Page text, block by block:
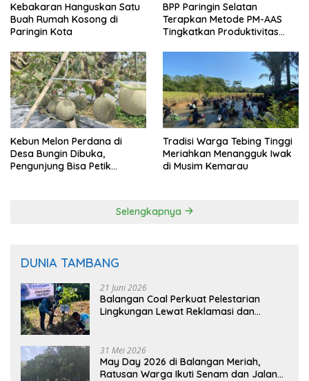
Kebakaran Hanguskan Satu
Buah Rumah Kosong di
Paringin Kota
BPP Paringin Selatan
Terapkan Metode PM-AAS
Tingkatkan Produktivitas
Kebun Melon Perdana di
Desa Bungin Dibuka,
Pengunjung Bisa Petik
Tradisi Warga Tebing Tinggi
Meriahkan Menangguk Iwak
di Musim Kemarau
Selengkapnya
DUNIA TAMBANG
21 Juni 2026
Balangan Coal Perkuat Pelestarian
Lingkungan Lewat Reklamasi dan
31 Mei 2026
May Day 2026 di Balangan Meriah,
Ratusan Warga Ikuti Senam dan Jalan